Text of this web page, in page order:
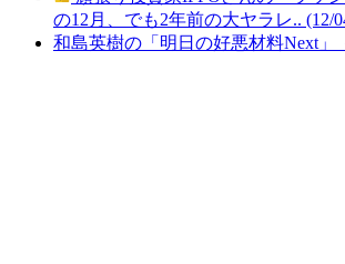
の12月、でも2年前の大ヤラレ.. (12/
和島英樹の「明日の好悪材料Next」